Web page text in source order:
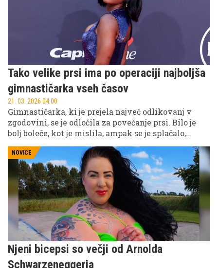
Tako velike prsi ima po operaciji najboljša
gimnastičarka vseh časov
21. 03. 2026 04.00
Gimnastičarka, ki je prejela največ odlikovanj v
zgodovini, se je odločila za povečanje prsi. Bilo je
bolj boleče, kot je mislila, ampak se je splačalo,
pravi. Se strinjate?
NOVICE
Njeni bicepsi so večji od Arnolda
Schwarzeneggerja